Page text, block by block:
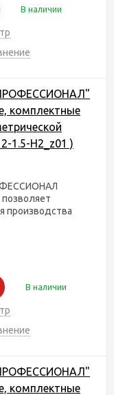
В наличии
комплектные
1.5-H2_z01 )
производства
В наличии
комплектные